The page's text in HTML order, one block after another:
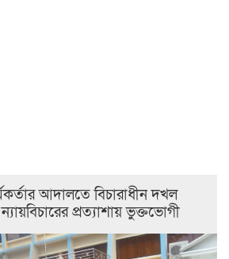
আদালতে বিচারাধীন দখল
প্রত্যাশায় ভুক্তভোগী